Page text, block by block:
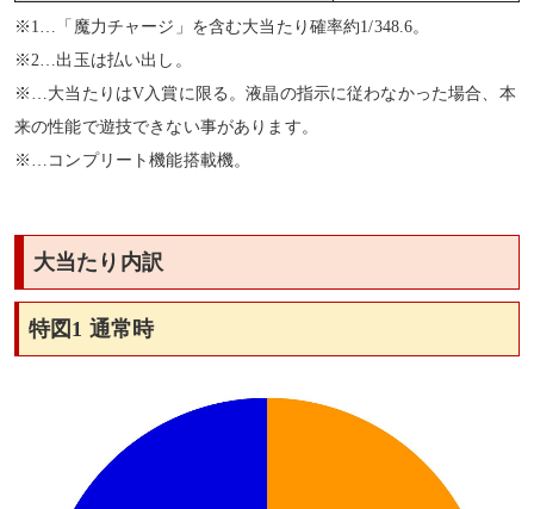
※1…「魔力チャージ」を含む大当たり確率約1/348.6。
※2…出玉は払い出し。
※…大当たりはV入賞に限る。液晶の指示に従わなかった場合、本
来の性能で遊技できない事があります。
※…コンプリート機能搭載機。
大当たり内訳
特図1 通常時